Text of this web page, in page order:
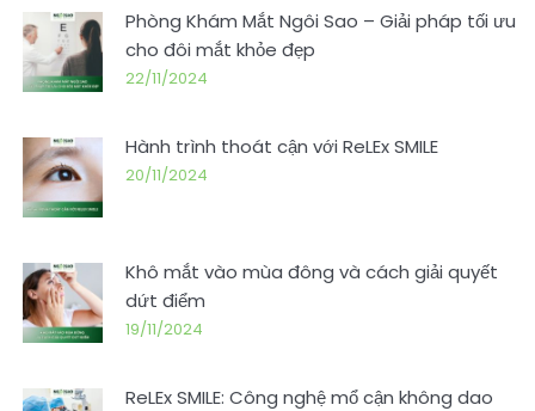
Phòng Khám Mắt Ngôi Sao – Giải pháp tối ưu
cho đôi mắt khỏe đẹp
22/11/2024
Hành trình thoát cận với ReLEx SMILE
20/11/2024
Khô mắt vào mùa đông và cách giải quyết
dứt điểm
19/11/2024
ReLEx SMILE: Công nghệ mổ cận không dao